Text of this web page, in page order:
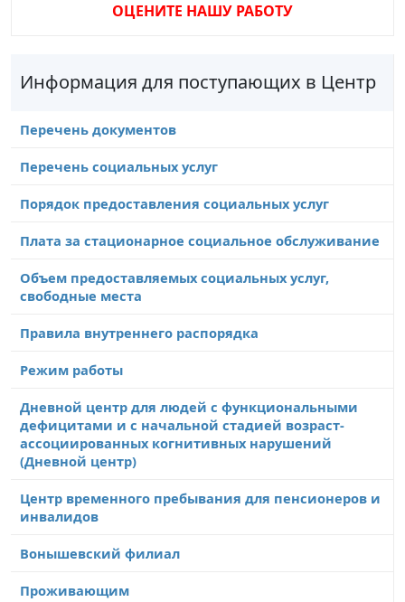
ОЦЕНИТЕ НАШУ РАБОТУ
Информация для поступающих в Центр
Перечень документов
Перечень социальных услуг
Порядок предоставления социальных услуг
Плата за стационарное социальное обслуживание
Объем предоставляемых социальных услуг,
свободные места
Правила внутреннего распорядка
Режим работы
Дневной центр для людей с функциональными
дефицитами и с начальной стадией возраст-
ассоциированных когнитивных нарушений
(Дневной центр)
Центр временного пребывания для пенсионеров и
инвалидов
Вонышевский филиал
Проживающим